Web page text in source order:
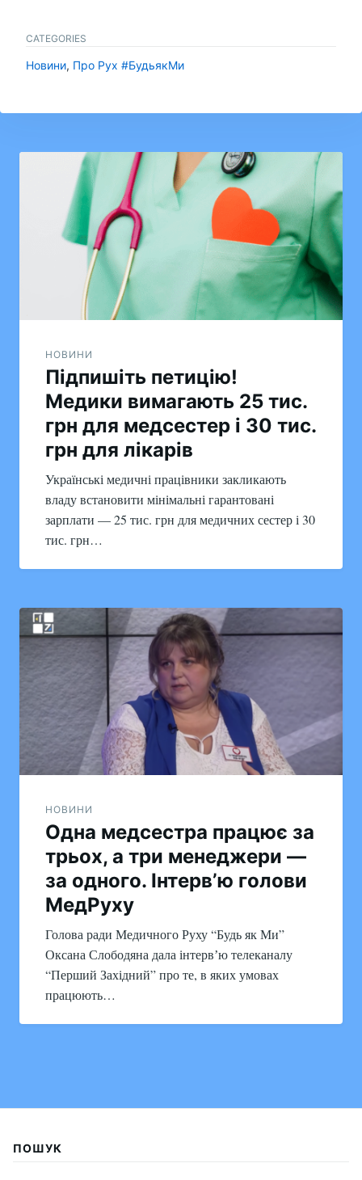
CATEGORIES
Новини, Про Рух #БудьякМи
Навігація
записів
НОВИНИ
Підпишіть петицію!
Медики вимагають 25 тис.
грн для медсестер і 30 тис.
грн для лікарів
Українські медичні працівники закликають
владу встановити мінімальні гарантовані
зарплати — 25 тис. грн для медичних сестер і 30
тис. грн…
НОВИНИ
Одна медсестра працює за
трьох, а три менеджери —
за одного. Інтервʼю голови
МедРуху
Голова ради Медичного Руху “Будь як Ми”
Оксана Слободяна дала інтервʼю телеканалу
“Перший Західний” про те, в яких умовах
працюють…
ПОШУК